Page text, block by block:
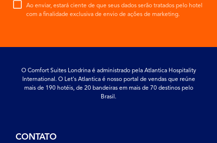
Ao enviar, estará ciente de que seus dados serão tratados pelo hotel
com a finalidade exclusiva de envio de ações de marketing.
O Comfort Suites Londrina é administrado pela Atlantica Hospitality
International. O Let's Atlantica é nosso portal de vendas que reúne
mais de 190 hotéis, de 20 bandeiras em mais de 70 destinos pelo
Brasil.
CONTATO